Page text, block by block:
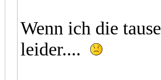
Wenn ich die
leider....